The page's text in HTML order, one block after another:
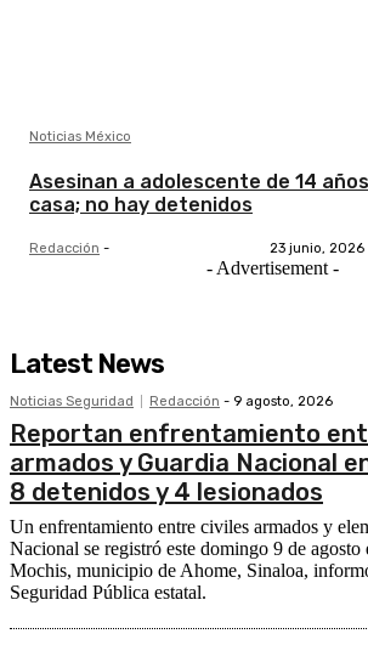
Noticias México
Asesinan a adolescente de 14
casa; no hay detenidos
Redacción - 23 junio, 2026
- Advertisement -
Latest News
Noticias Seguridad Redacción - 9 agosto, 2026
Reportan enfrentamiento
armados y Guardia Nacional
8 detenidos y 4 lesionados
Un enfrentamiento entre civiles armados y
Nacional se registró este domingo 9 de
Mochis, municipio de Ahome, Sinaloa,
Seguridad Pública estatal.